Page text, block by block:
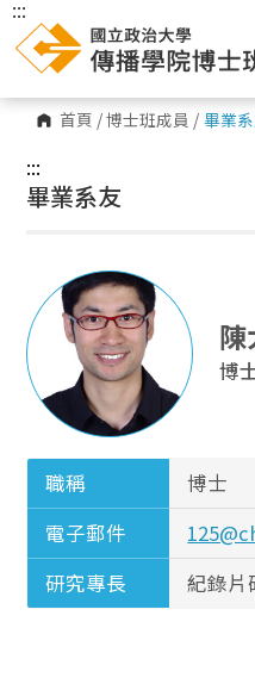
首頁 /博士班成員 / 畢業
:::
:::
畢業系友
博
職稱
博士
電子郵件
研究專長
紀錄片